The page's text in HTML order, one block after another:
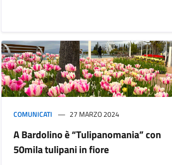
COMUNICATI 27 MARZO 2024
A Bardolino è “Tulipanomania” con
50mila tulipani in fiore